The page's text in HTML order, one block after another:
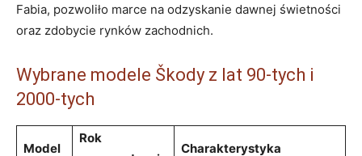
Fabia, pozwoliło marce na odzyskanie dawnej świetności
oraz zdobycie rynków zachodnich.
Wybrane modele Škody z ⁣lat 90-tych i​
2000-tych
Model
Rok
Charakterystyka